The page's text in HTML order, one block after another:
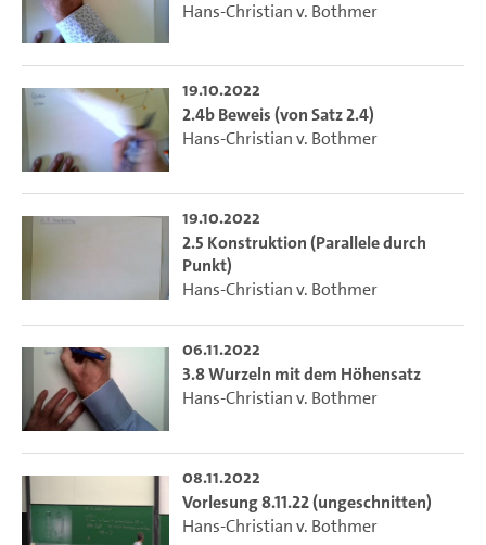
Hans-Christian v. Bothmer
19.10.2022
2.4b Beweis (von Satz 2.4)
Hans-Christian v. Bothmer
19.10.2022
2.5 Konstruktion (Parallele durch
Punkt)
Hans-Christian v. Bothmer
06.11.2022
3.8 Wurzeln mit dem Höhensatz
Hans-Christian v. Bothmer
08.11.2022
Vorlesung 8.11.22 (ungeschnitten)
Hans-Christian v. Bothmer